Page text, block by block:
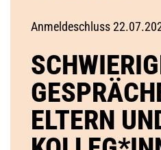
Anmeldeschluss
ELTERN